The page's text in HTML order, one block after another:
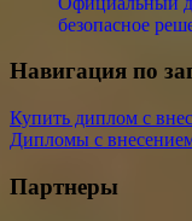
безопасное
Навигация по
Купить диплом с
Дипломы с
Партнеры